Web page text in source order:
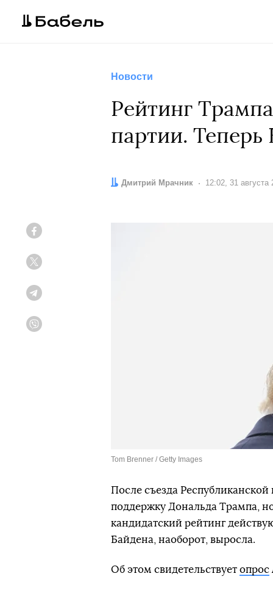
Новости
Рейтинг
партии. Теперь
Автор:
Дмитрий Мрачник Дата:
12:02, 31 августа
Tom Brenner / Getty Images
После съезда
поддержку Дональда Трампа,
кандидатский рейтинг
Байдена, наоборот, выросла.
Об этом свидетельствует опрос